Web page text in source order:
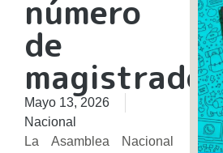
número
de
magistrados
Mayo 13, 2026
Nacional
La Asamblea Nacional